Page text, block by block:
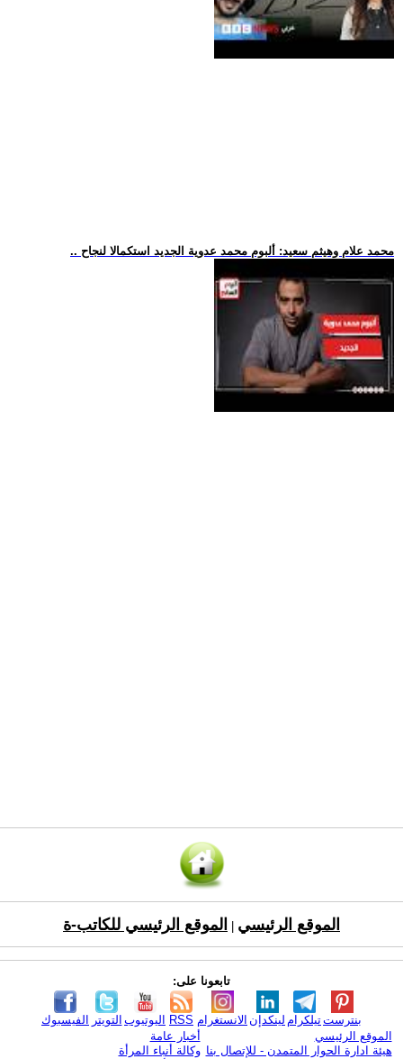
.. محمد علام وهيثم سعيد: ألبوم محمد عدوية الجديد استكمالا لنجاح
الموقع الرئيسي الموقع الرئيسي للكاتب-ة
تابعونا على:
الفيسبوك التويتر اليوتيوب RSS الانستغرام لينكدإن تيلكرامبنترست
الموقع الرئيسي
هيئة ادارة الحوار المتمدن - للإتصال بنا
أخبار عامة
وكالة أنباء المرأة